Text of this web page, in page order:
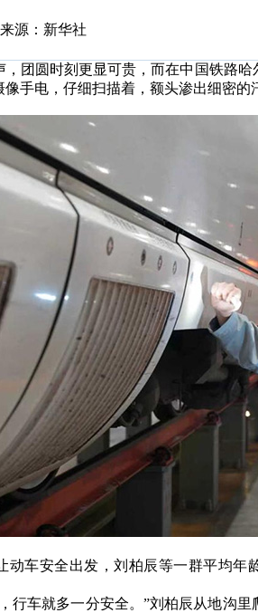
来源：新华社
圆时刻更显可贵，而在中国铁路哈
手电，仔细扫描着，额头渗出细密的
安全出发，刘柏辰等一群平均年
车就多一分安全。”刘柏辰从地沟里